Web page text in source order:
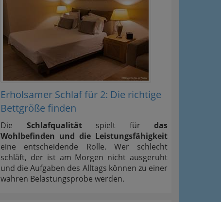
Erholsamer Schlaf für 2: Die richtige
Bettgröße finden
Die Schlafqualitätspielt für das
Wohlbefinden und die Leistungsfähigkeit
eine entscheidende Rolle. Wer schlecht
schläft, der ist am Morgen nicht ausgeruht
und die Aufgaben des Alltags können zu einer
wahren Belastungsprobe werden.